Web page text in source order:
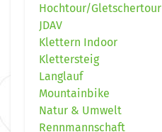
Hochtour/Gletschertour
JDAV
Klettern Indoor
Klettersteig
Langlauf
Mountainbike
Natur & Umwelt
Rennmannschaft